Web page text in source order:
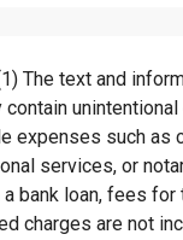
The text and
contain
expenses such as
services, or
bank loan, fees for
charges are not